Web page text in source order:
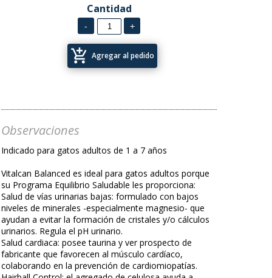
Cantidad
add_shopping_cart Agregar al pedido
Observaciones
Indicado para gatos adultos de 1 a 7 años
Vitalcan Balanced es ideal para gatos adultos porque
su Programa Equilibrio Saludable les proporciona:
Salud de vías urinarias bajas: formulado con bajos
niveles de minerales -especialmente magnesio- que
ayudan a evitar la formación de cristales y/o cálculos
urinarios. Regula el pH urinario.
Salud cardiaca: posee taurina y ver prospecto de
fabricante que favorecen al músculo cardíaco,
colaborando en la prevención de cardiomiopatías.